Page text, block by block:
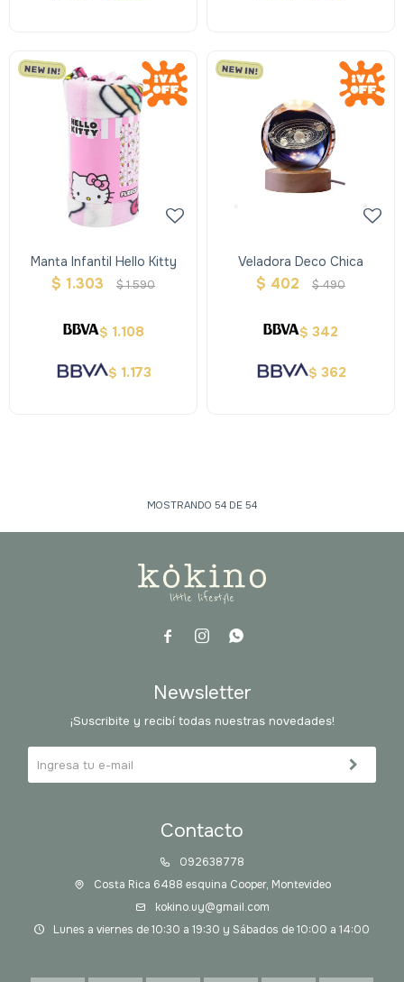
Manta Infantil Hello Kitty
$ 1.303 $1.590
$ 1.108
$ 1.173
Veladora Deco Chica
$ 402 $490
$ 342
$ 362
MOSTRANDO 54 DE 54
  
Contacto
092638778
Costa Rica 6488 esquina Cooper, Montevideo
kokino.uy@gmail.com
Lunes a viernes de 10:30 a 19:30 y Sábados de 10:00 a 14:00
Newsletter
¡Suscribite y recibí todas nuestras novedades!